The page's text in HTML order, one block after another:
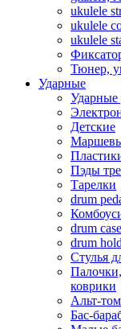
ukulele
ukulele
ukulele
Тюнер,
Ударные
Ударные
Детские
Пэды
Тарелки
drum
drum
drum
Стулья
коврики
Альт-
Бас-